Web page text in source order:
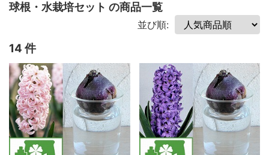
球根・水栽培セット の商品一覧
並び順:
14 件